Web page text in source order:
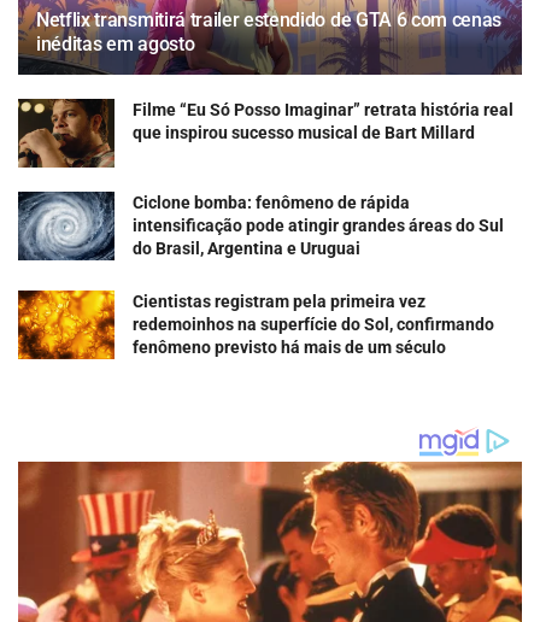
Netflix transmitirá trailer estendido de GTA 6 com cenas
inéditas em agosto
Filme “Eu Só Posso Imaginar” retrata história real
que inspirou sucesso musical de Bart Millard
Ciclone bomba: fenômeno de rápida
intensificação pode atingir grandes áreas do Sul
do Brasil, Argentina e Uruguai
Cientistas registram pela primeira vez
redemoinhos na superfície do Sol, confirmando
fenômeno previsto há mais de um século